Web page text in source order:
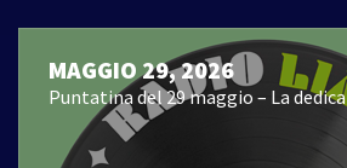
MAGGIO 29, 2026
Puntatina del 29 maggio – La dedica